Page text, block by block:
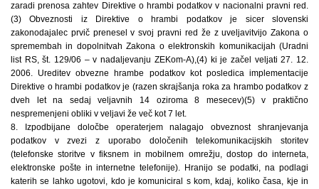
zaradi prenosa zahtev Direktive o hrambi podatkov v nacionalni pravni red.
(3) Obveznosti iz Direktive o hrambi podatkov je sicer slovenski
zakonodajalec prvič prenesel v svoj pravni red že z uveljavitvijo Zakona o
spremembah in dopolnitvah Zakona o elektronskih komunikacijah (Uradni
list RS, št. 129/06 – v nadaljevanju ZEKom-A),(4) ki je začel veljati 27. 12.
2006. Ureditev obvezne hrambe podatkov kot posledica implementacije
Direktive o hrambi podatkov je (razen skrajšanja roka za hrambo podatkov z
dveh let na sedaj veljavnih 14 oziroma 8 mesecev)(5) v praktično
nespremenjeni obliki v veljavi že več kot 7 let.
8. Izpodbijane določbe operaterjem nalagajo obveznost shranjevanja
podatkov v zvezi z uporabo določenih telekomunikacijskih storitev
(telefonske storitve v fiksnem in mobilnem omrežju, dostop do interneta,
elektronske pošte in internetne telefonije). Hranijo se podatki, na podlagi
katerih se lahko ugotovi, kdo je komuniciral s kom, kdaj, koliko časa, kje in